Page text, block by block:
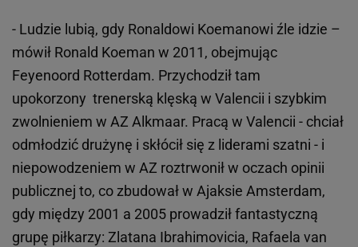
- Ludzie lubią, gdy Ronaldowi Koemanowi źle idzie –
mówił Ronald Koeman w 2011, obejmując
Feyenoord Rotterdam. Przychodził tam
upokorzony trenerską klęską w Valencii i szybkim
zwolnieniem w AZ Alkmaar. Pracą w Valencii - chciał
odmłodzić drużynę i skłócił się z liderami szatni - i
niepowodzeniem w AZ roztrwonił w oczach opinii
publicznej to, co zbudował w Ajaksie Amsterdam,
gdy między 2001 a 2005 prowadził fantastyczną
grupę piłkarzy: Zlatana Ibrahimovicia, Rafaela van